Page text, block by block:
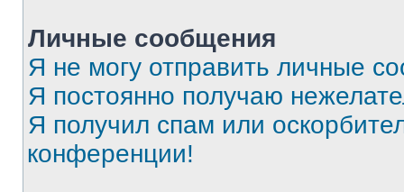
Личные сообщения
Я не могу отправить личные
Я постоянно получаю
Я получил спам или
конференции!